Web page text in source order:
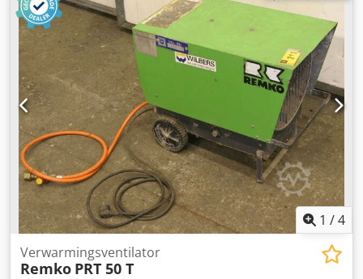
1 /4
Verwarmingsventilator
Remko PRT 50 T